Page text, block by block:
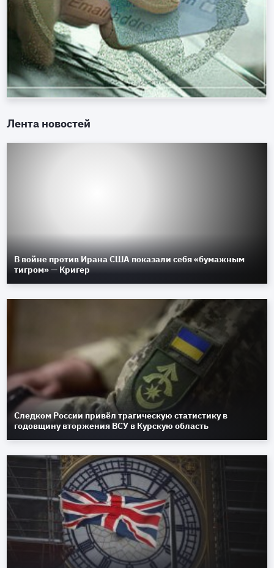
Лента новостей
В войне против Ирана США показали себя «бумажным
тигром» — Кригер
Следком России привёл трагическую статистику в
годовщину вторжения ВСУ в Курскую область